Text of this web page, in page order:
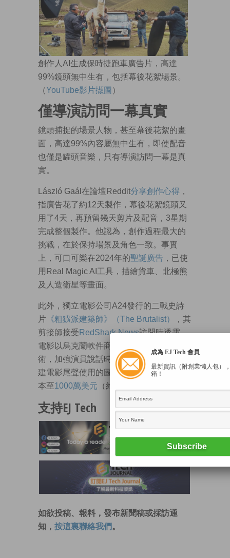
創作人AI生成保時捷跑車廣告片，高達
99%鏡頭無中生有，包括幕後花絮場景。
（YouTube影片擷圖 ）
僅導演訪問一幕真實
鏡頭捕捉的場景人物，甚至幕後花絮的畫
面，高達99%內容屬無中生有，即使配音
也僅是罐頭音樂，只有導演訪問一幕是真
實。
László Gaál在論壇Reddit分享創作心得 ，
指廣告花了約12天製作，幕後花絮鏡頭又
用了4天，再預留幾天剪片及配音，3星期
完成整個製作。他認為，創作過程最大的
挑戰，在於保持場景及角色一致。事實
上，可口可樂在2024年的聖誕廣告 ，已使
用Real Magic AI工具，描繪貨車、北極熊
及人造衞星等畫面。
此外，獨立電影公司A24發行的二戰史詩
片 《粗獷派建築師》（The Brutalist）
，其
剪接師接受 RedShark News訪問時透露，
電影以烏克蘭軟件商
術，加強演員說話時的匈牙利口音，並創
建電影尾聲使用的圖像，有助降低製作成
本至1000萬美元 （約7800萬港元）以下。
支持EJ Tech
如欲投稿、報料，發布新聞稿或採訪通
知， 按這裏聯絡我們 。
成為 EJ Tech 會員
最新資訊（附創業懶人包）
箱！